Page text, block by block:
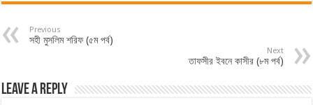
Previous
সহী মুসলিম শরিফ (৫ম পর্ব)
Next
তাফসীর ইবনে কাসীর (৮ম পর্ব)
Leave a Reply